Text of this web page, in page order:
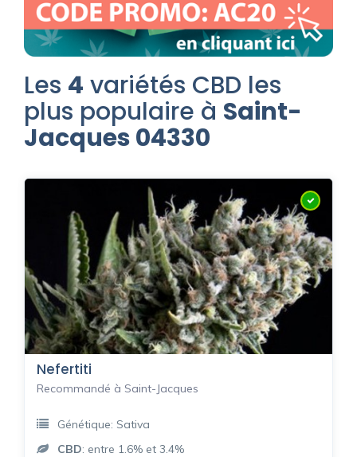
Les 4 variétés CBD les
plus populaire à Saint-
Jacques 04330
Nefertiti
Recommandé à Saint-Jacques
Génétique: Sativa
CBD: entre 1.6% et 3.4%